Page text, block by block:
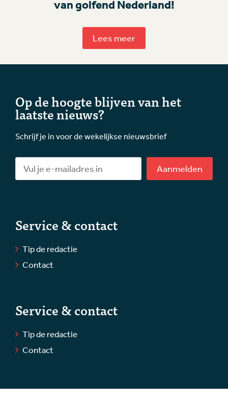
van golfend Nederland!
Lees meer
Op de hoogte blijven van het
laatste nieuws?
Schrijf je in voor de wekelijkse nieuwsbrief
Aanmelden
Service & contact
Tip de redactie
Contact
Service & contact
Tip de redactie
Contact